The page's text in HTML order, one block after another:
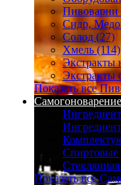
Пивоварни
Сидр,
Солод (27)
Хмель (114)
Экстракты
Экстракты
Показать все
Самогоноварение
Показать все